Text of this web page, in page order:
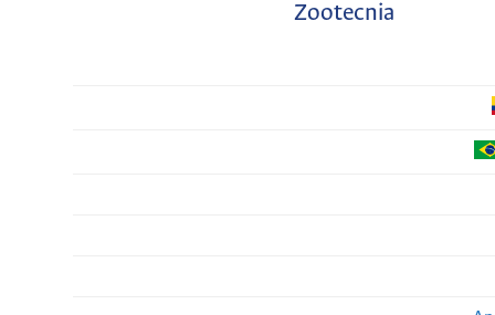
Zootecnia